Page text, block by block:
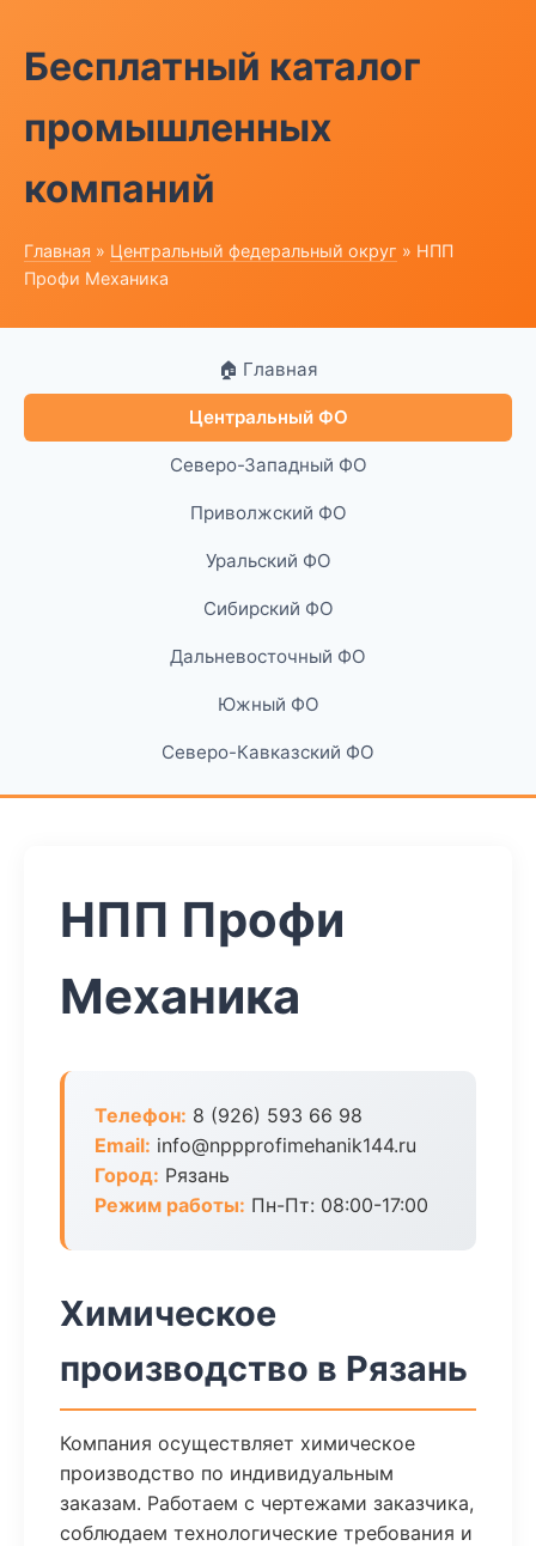
Бесплатный каталог
промышленных
компаний
Главная » Центральный федеральный округ » НПП
Профи Механика
🏠 Главная
Центральный ФО
Северо-Западный ФО
Приволжский ФО
Уральский ФО
Сибирский ФО
Дальневосточный ФО
Южный ФО
Северо-Кавказский ФО
НПП Профи
Механика
Телефон: 8 (926) 593 66 98
Email: info@nppprofimehanik144.ru
Город: Рязань
Режим работы: Пн-Пт: 08:00-17:00
Химическое
производство в Рязань
Компания осуществляет химическое
производство по индивидуальным
заказам. Работаем с чертежами заказчика,
соблюдаем технологические требования и